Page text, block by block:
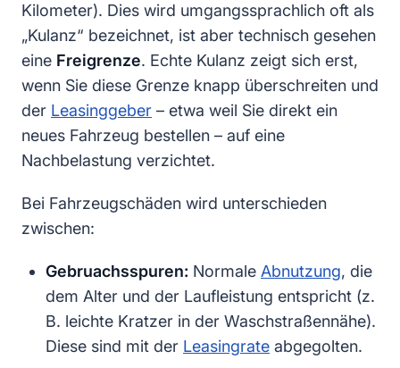
Kilometer). Dies wird umgangssprachlich oft als
„Kulanz“ bezeichnet, ist aber technisch gesehen
eine Freigrenze. Echte Kulanz zeigt sich erst,
wenn Sie diese Grenze knapp überschreiten und
der Leasinggeber – etwa weil Sie direkt ein
neues Fahrzeug bestellen – auf eine
Nachbelastung verzichtet.
Bei Fahrzeugschäden wird unterschieden
zwischen:
Gebruachsspuren: Normale Abnutzung, die
dem Alter und der Laufleistung entspricht (z.
B. leichte Kratzer in der Waschstraßennähe).
Diese sind mit der Leasingrate abgegolten.